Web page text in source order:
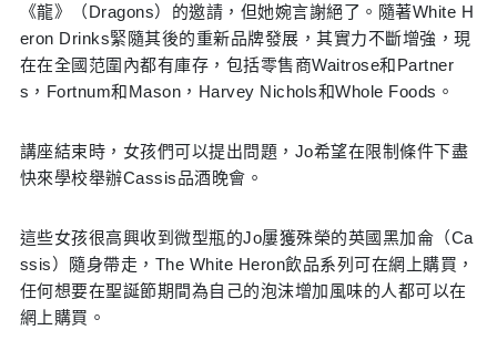
《龍》（Dragons）的邀請，但她婉言謝絕了。隨著White H
eron Drinks緊隨其後的重新品牌發展，其實力不斷增強，現
在在全國范圍內都有庫存，包括零售商Waitrose和Partner
s，Fortnum和Mason，Harvey Nichols和Whole Foods。
講座結束時，女孩們可以提出問題，Jo希望在限制條件下盡
快來學校舉辦Cassis品酒晚會。
這些女孩很高興收到微型瓶的Jo屢獲殊榮的英國黑加侖（Ca
ssis）隨身帶走，The White Heron飲品系列可在網上購買，
任何想要在聖誕節期間為自己的泡沫增加風味的人都可以在
網上購買。